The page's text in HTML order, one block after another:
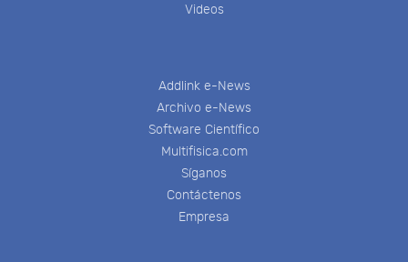
Videos
Addlink e-News
Archivo e-News
Software Científico
Multifisica.com
Síganos
Contáctenos
Empresa